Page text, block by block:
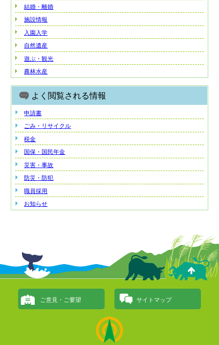
結婚・離婚
施設情報
入園入学
自然遺産
遊ぶ・観光
農林水産
よく閲覧される情報
申請書
ごみ・リサイクル
税金
国保・国民年金
災害・事故
防災・防犯
職員採用
お知らせ
ご意見・ご要望 サイトマップ